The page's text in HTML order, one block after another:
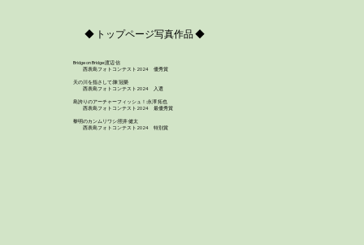
【海の森を守る】Conservation International専
◆ トップページ写真作品 ◆
Bridge on Bridge:渡辺 信
西表島フォトコンテスト2024 優秀賞
天の川を指さして:陳 冠榮
西表島フォトコンテスト2024 入選
島誇りのアーチャーフィッシュ！:永澤 拓也
西表島フォトコンテスト2024 最優秀賞
黎明のカンムリワシ:照井 健太
西表島フォトコンテスト2024 特別賞